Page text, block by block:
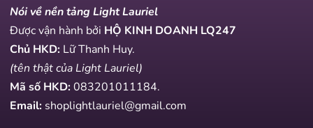
Nói về nền tảng Light Lauriel
Được vận hành bởi HỘ KINH DOANH LQ247
Chủ HKD: Lữ Thanh Huy.
(tên thật của Light Lauriel)
Mã số HKD:083201011184.
Email: shoplightlauriel@gmail.com